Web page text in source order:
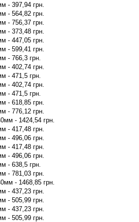
- 397,94 грн.
- 564,82 грн.
- 756,37 грн.
- 373,48 грн.
- 447,05 грн.
- 599,41 грн.
- 766,3 грн.
- 402,74 грн.
- 471,5 грн.
- 402,74 грн.
- 471,5 грн.
- 618,85 грн.
- 776,12 грн.
- 1424,54 грн.
- 417,48 грн.
- 496,06 грн.
- 417,48 грн.
- 496,06 грн.
- 638,5 грн.
- 781,03 грн.
- 1468,85 грн.
- 437,23 грн.
- 505,99 грн.
- 437,23 грн.
- 505,99 грн.